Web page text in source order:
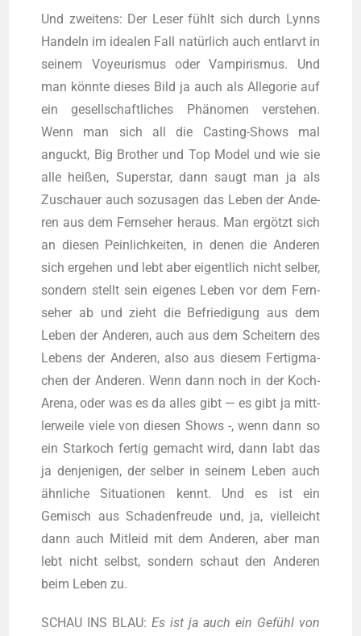
Und zwei­tens: Der Leser fühlt sich durch Lynns
Han­deln im idea­len Fall natür­lich auch ent­larvt in
sei­nem Voy­eu­ris­mus oder Vam­pi­ris­mus. Und
man könn­te die­ses Bild ja auch als Alle­go­rie auf
ein gesell­schaft­li­ches Phä­no­men ver­ste­hen.
Wenn man sich all die Cas­ting-Shows mal
anguckt, Big Brot­her und Top Model und wie sie
alle hei­ßen, Super­star, dann saugt man ja als
Zuschau­er auch sozu­sa­gen das Leben der Ande­
ren aus dem Fern­se­her her­aus. Man ergötzt sich
an die­sen Pein­lich­kei­ten, in denen die Ande­ren
sich erge­hen und lebt aber eigent­lich nicht sel­ber,
son­dern stellt sein eige­nes Leben vor dem Fern­
se­her ab und zieht die Befrie­di­gung aus dem
Leben der Ande­ren, auch aus dem Schei­tern des
Lebens der Ande­ren, also aus die­sem Fer­tig­ma­
chen der Ande­ren. Wenn dann noch in der Koch-
Are­na, oder was es da alles gibt — es gibt ja mitt­
ler­wei­le vie­le von die­sen Shows -, wenn dann so
ein Star­koch fer­tig gemacht wird, dann labt das
ja den­je­ni­gen, der sel­ber in sei­nem Leben auch
ähn­li­che Situa­tio­nen kennt. Und es ist ein
Gemisch aus Scha­den­freu­de und, ja, viel­leicht
dann auch Mit­leid mit dem Ande­ren, aber man
lebt nicht selbst, son­dern schaut den Ande­ren
beim Leben zu.
SCHAU INS BLAU:Es ist ja auch ein Gefühl von